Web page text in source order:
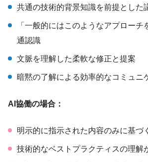
共通の技術的背景知識を前提とした
「一般的にはこのようなアプローチ
通認識
文脈を理解した柔軟な修正と提案
暗黙の了解による効率的なコミュニ
AI協働の場合：
明示的に指示された内容のみに基づ
技術的なベストプラクティスの理解